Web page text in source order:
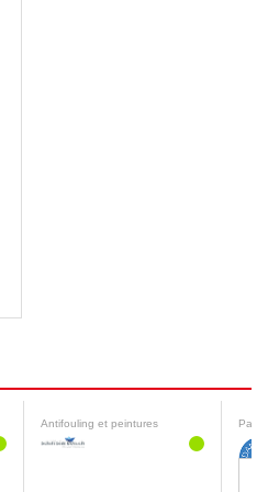
Antifouling et peintures